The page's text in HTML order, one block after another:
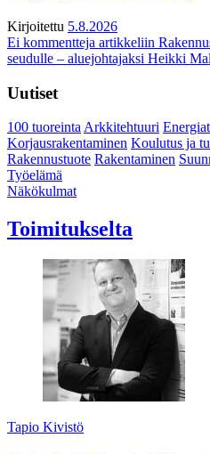
Kirjoitettu 5.8.2026
Ei kommentteja artikkeliin
seudulle – aluejohtajaksi Heikki
Uutiset
100 tuoreintaArkkitehtuuri
Korjausrakentaminen Koulutus ja
Rakennustuote Rakentaminen
Työelämä
Näkökulmat
Toimitukselta
Tapio Kivistö